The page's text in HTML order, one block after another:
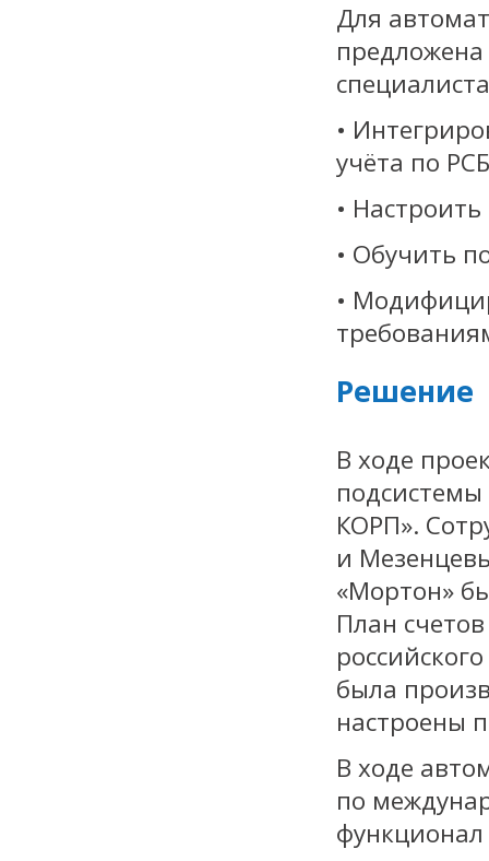
Для
•
учёта по
•
• Обучить
•
Решение
В ходе
КОРП».
и
«Мортон»
План
была
настроены
В ходе
по